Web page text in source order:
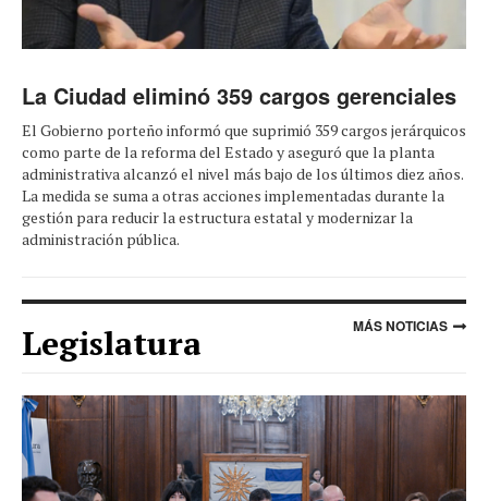
La Ciudad eliminó 359 cargos gerenciales
El Gobierno porteño informó que suprimió 359 cargos jerárquicos
como parte de la reforma del Estado y aseguró que la planta
administrativa alcanzó el nivel más bajo de los últimos diez años.
La medida se suma a otras acciones implementadas durante la
gestión para reducir la estructura estatal y modernizar la
administración pública.
Legislatura MÁS NOTICIAS